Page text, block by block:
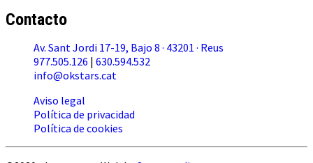
Contacto
Av. Sant Jordi 17-19, Bajo 8 · 43201 · Reus
977.505.126 | 630.594.532
info@okstars.cat
Aviso legal
Política de privacidad
Política de cookies